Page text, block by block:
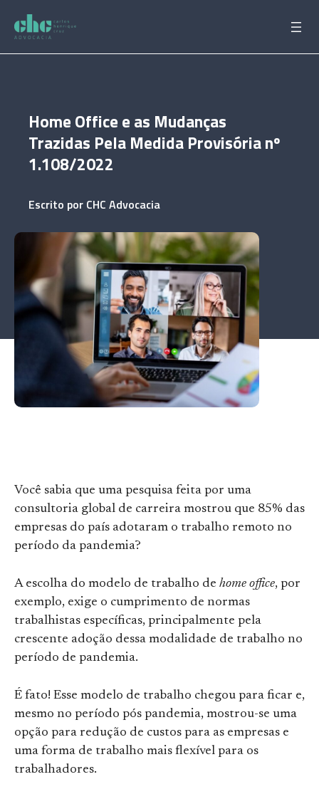
para
conteúdo
Home Office e as Mudanças
Trazidas Pela Medida Provisória nº
1.108/2022
Escrito por CHC Advocacia
Você sabia que uma pesquisa feita por uma
consultoria global de carreira mostrou que 85% das
empresas do país adotaram o trabalho remoto no
período da pandemia?
A escolha do modelo de trabalho de home office, por
exemplo, exige o cumprimento de normas
trabalhistas específicas, principalmente pela
crescente adoção dessa modalidade de trabalho no
período de pandemia.
É fato! Esse modelo de trabalho chegou para ficar e,
mesmo no período pós pandemia, mostrou-se uma
opção para redução de custos para as empresas e
uma forma de trabalho mais flexível para os
trabalhadores.